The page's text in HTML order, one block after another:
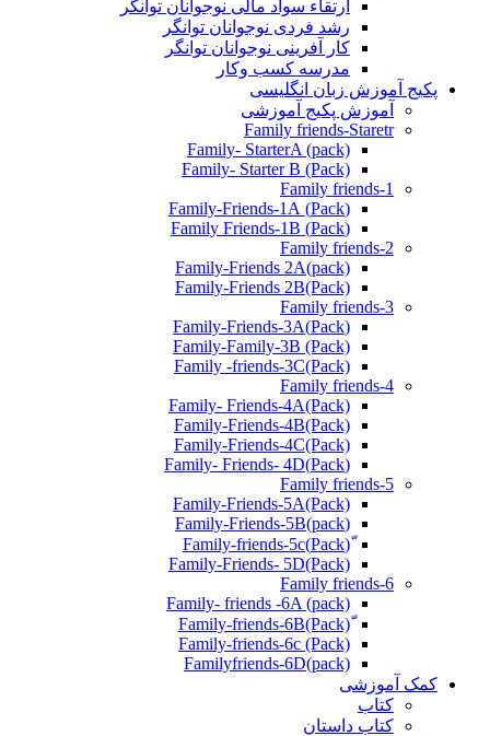
ارتقاء سواد مالی نوجوانان توانگر
رشد فردی نوجوانان توانگر
کار آفرینی نوجوانان توانگر
مدرسه کسب وکار
پکیج آموزش زبان انگلیسی
آموزش پکیج آموزشی
Family friends-Staretr
Family- StarterA (pack)
Family- Starter B (Pack)
Family friends-1
(Pack) Family-Friends-1A
(Pack) Family Friends-1B
Family friends-2
Family-Friends 2A(pack)
Family-Friends 2B(Pack)
Family friends-3
(Pack)Family-Friends-3A
Family-Family-3B (Pack)
Family -friends-3C(Pack)
Family friends-4
Family- Friends-4A(Pack)
Family-Friends-4B(Pack)
Family-Friends-4C(Pack)
(Pack)Family- Friends- 4D
Family friends-5
Family-Friends-5A(Pack)
(pack)Family-Friends-5B
ّ(Pack)Family-friends-5c
Family-Friends- 5D(Pack)
Family friends-6
Family- friends -6A (pack)
Family-friends-6c (Pack)
Familyfriends-6D(pack)
کمک آموزشی
کتاب
کتاب داستان